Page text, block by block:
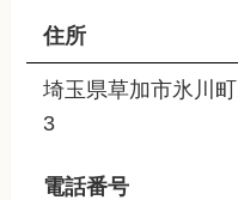
住所
埼玉県草加市氷川
3
電話番号